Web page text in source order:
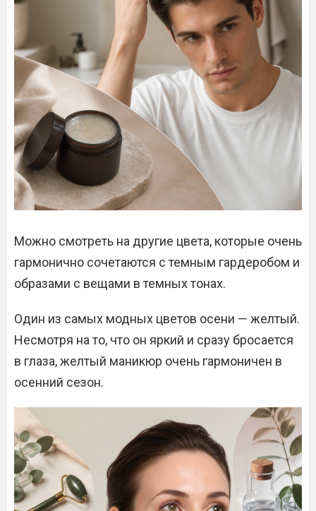
Можно смотреть на другие цвета, которые очень
гармонично сочетаются с темным гардеробом и
образами с вещами в темных тонах.
Один из самых модных цветов осени — желтый.
Несмотря на то, что он яркий и сразу бросается
в глаза, желтый маникюр очень гармоничен в
осенний сезон.